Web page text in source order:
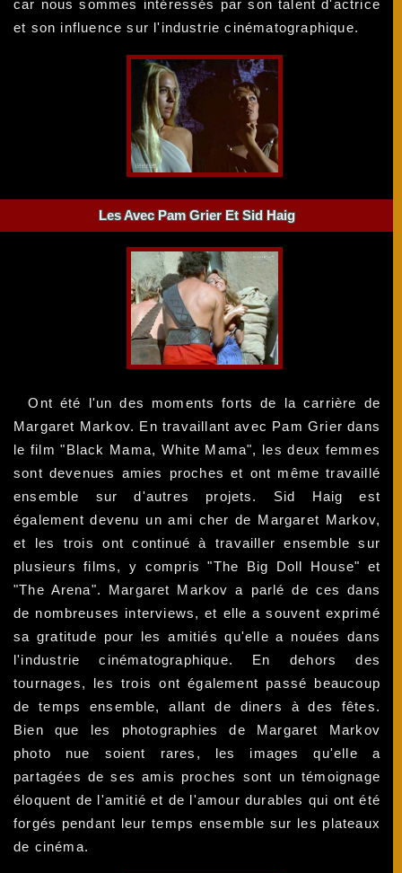
car nous sommes intéressés par son talent d'actrice
et son influence sur l'industrie cinématographique.
Les Avec Pam Grier Et Sid Haig
Ont été l'un des moments forts de la carrière de
Margaret Markov. En travaillant avec Pam Grier dans
le film "Black Mama, White Mama", les deux femmes
sont devenues amies proches et ont même travaillé
ensemble sur d'autres projets. Sid Haig est
également devenu un ami cher de Margaret Markov,
et les trois ont continué à travailler ensemble sur
plusieurs films, y compris "The Big Doll House" et
"The Arena". Margaret Markov a parlé de ces dans
de nombreuses interviews, et elle a souvent exprimé
sa gratitude pour les amitiés qu'elle a nouées dans
l'industrie cinématographique. En dehors des
tournages, les trois ont également passé beaucoup
de temps ensemble, allant de diners à des fêtes.
Bien que les photographies de Margaret Markov
photo nue soient rares, les images qu'elle a
partagées de ses amis proches sont un témoignage
éloquent de l'amitié et de l'amour durables qui ont été
forgés pendant leur temps ensemble sur les plateaux
de cinéma.